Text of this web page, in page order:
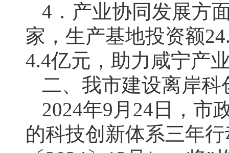
4．产业协同发展方
家，生产基地投资额
4.4亿元，助力咸宁产
二、我市建设离岸科
2024年9月24日，市
的科技创新体系三年